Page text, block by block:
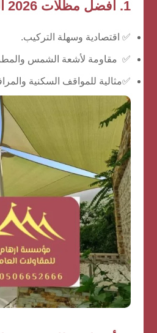
1. أفضل مظلات 2026 القطيف PVC
✅ اقتصادية وسهلة التركيب.
✅ مقاومة لأشعة الشمس
✅مثالية للمواقف السكنية